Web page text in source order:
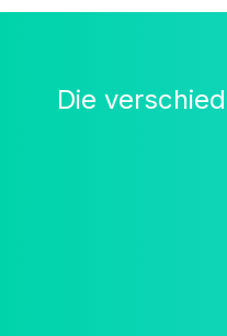
Die